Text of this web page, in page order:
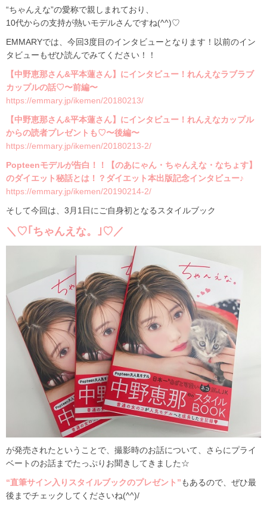
“ちゃんえな”の愛称で親しまれており、
10代からの支持が熱いモデルさんですね(^^)♡
EMMARYでは、今回3度目のインタビューとなります！以前のイン
タビューもぜひ読んでみてください！！
【中野恵那さん&平本蓮さん】にインタビュー！れんえなラブラブ
カップルの話♡〜前編〜
https://emmary.jp/ikemen/20180213/
【中野恵那さん&平本蓮さん】にインタビュー！れんえなカップル
からの読者プレゼントも♡〜後編〜
https://emmary.jp/ikemen/20180213-2/
Popteenモデルが告白！！【のあにゃん・ちゃんえな・なちょす】
のダイエット秘話とは！？ダイエット本出版記念インタビュー♪
https://emmary.jp/ikemen/20190214-2/
そして今回は、3月1日にご自身初となるスタイルブック
＼♡｢ちゃんえな。｣♡／
が発売されたということで、撮影時のお話について、さらにプライ
ベートのお話までたっぷりお聞きしてきました☆
“直筆サイン入りスタイルブックのプレゼント”もあるので、ぜひ最
後までチェックしてくださいね(^^)/